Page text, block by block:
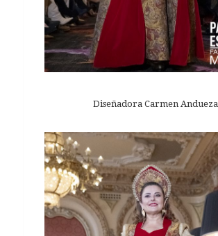
Diseñadora Carmen Andueza